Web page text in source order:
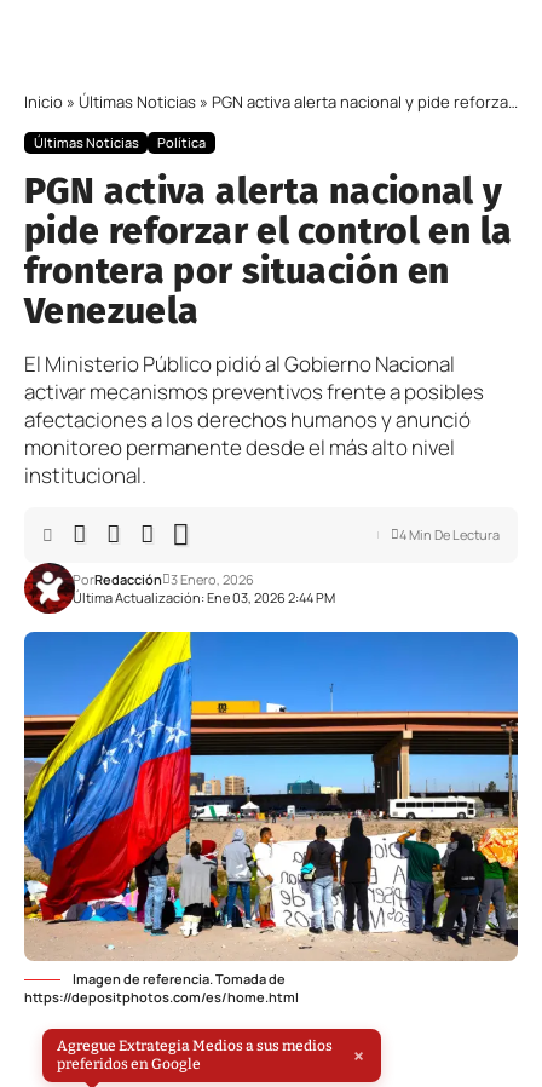
Inicio » Últimas Noticias » PGN activa alerta nacional y pide reforzar el control en la frontera por situación en Venezuela
Últimas Noticias Política
PGN activa alerta nacional y
pide reforzar el control en la
frontera por situación en
Venezuela
El Ministerio Público pidió al Gobierno Nacional
activar mecanismos preventivos frente a posibles
afectaciones a los derechos humanos y anunció
monitoreo permanente desde el más alto nivel
institucional.
Última Actualización: Ene 03, 2026 2:44 PM
PorRedacción 3 Enero, 2026
4 Min De Lectura
Imagen de referencia. Tomada de
https://depositphotos.com/es/home.html
Agregue Extrategia Medios a sus medios
preferidos en Google
×